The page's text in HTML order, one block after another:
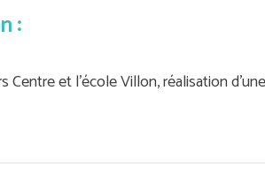
:
Centre et l'école Villon, réalisation